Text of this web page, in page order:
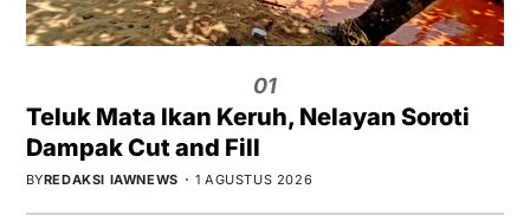
01
Teluk Mata Ikan Keruh, Nelayan Soroti
Dampak Cut and Fill
BYREDAKSI IAWNEWS 1 AGUSTUS 2026